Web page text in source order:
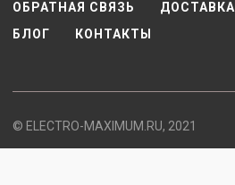
ОБРАТНАЯ СВЯЗЬ
ДОСТАВКА
БЛОГ
КОНТАКТЫ
© ELECTRO-MAXIMUM.RU, 2021